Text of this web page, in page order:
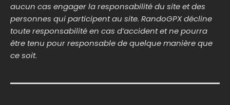
aucun cas engager la responsabilité du site et des
personnes qui participent au site. RandoGPX décline
toute responsabilité en cas d’accident et ne pourra
être tenu pour responsable de quelque manière que
ce soit.